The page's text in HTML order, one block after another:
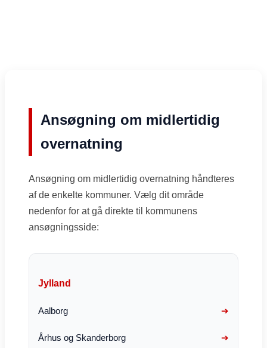
Ansøgning om midlertidig
overnatning
Ansøgning om midlertidig overnatning håndteres
af de enkelte kommuner. Vælg dit område
nedenfor for at gå direkte til kommunens
ansøgningsside:
Jylland
Aalborg
Århus og Skanderborg